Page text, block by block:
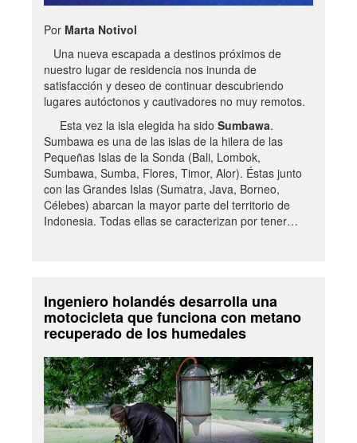
Por Marta Notivol
Una nueva escapada a destinos próximos de
nuestro lugar de residencia nos inunda de
satisfacción y deseo de continuar descubriendo
lugares autóctonos y cautivadores no muy remotos.
Esta vez la isla elegida ha sido Sumbawa.
Sumbawa es una de las islas de la hilera de las
Pequeñas Islas de la Sonda (Bali, Lombok,
Sumbawa, Sumba, Flores, Timor, Alor). Éstas junto
con las Grandes Islas (Sumatra, Java, Borneo,
Célebes) abarcan la mayor parte del territorio de
Indonesia. Todas ellas se caracterizan por tener…
Ingeniero holandés desarrolla una
motocicleta que funciona con metano
recuperado de los humedales